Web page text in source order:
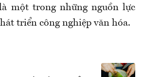
một trong những nguồn lực
triển công nghiệp văn hóa.